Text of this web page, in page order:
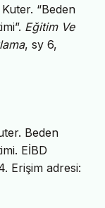
“Beden
Eğitim Ve
, sy 6,
Beden
EİBD
Erişim adresi: